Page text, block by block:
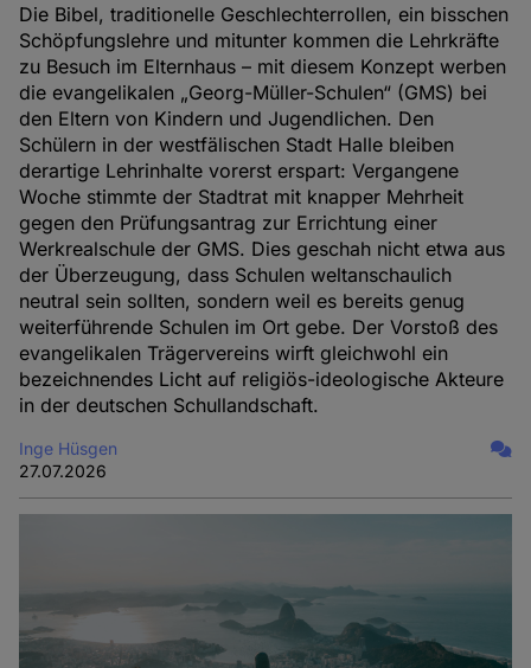
Die Bibel, traditionelle Geschlechterrollen, ein bisschen
Schöpfungslehre und mitunter kommen die Lehrkräfte
zu Besuch im Elternhaus – mit diesem Konzept werben
die evangelikalen „Georg-Müller-Schulen“ (GMS) bei
den Eltern von Kindern und Jugendlichen. Den
Schülern in der westfälischen Stadt Halle bleiben
derartige Lehrinhalte vorerst erspart: Vergangene
Woche stimmte der Stadtrat mit knapper Mehrheit
gegen den Prüfungsantrag zur Errichtung einer
Werkrealschule der GMS. Dies geschah nicht etwa aus
der Überzeugung, dass Schulen weltanschaulich
neutral sein sollten, sondern weil es bereits genug
weiterführende Schulen im Ort gebe. Der Vorstoß des
evangelikalen Trägervereins wirft gleichwohl ein
bezeichnendes Licht auf religiös-ideologische Akteure
in der deutschen Schullandschaft.
Inge Hüsgen
27.07.2026